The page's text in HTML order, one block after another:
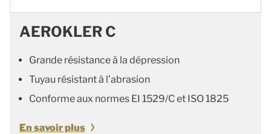
AEROKLER C
Grande résistance à la dépression
Tuyau résistant à l’abrasion
Conforme aux normes EI 1529/C et ISO 1825
En savoir plus